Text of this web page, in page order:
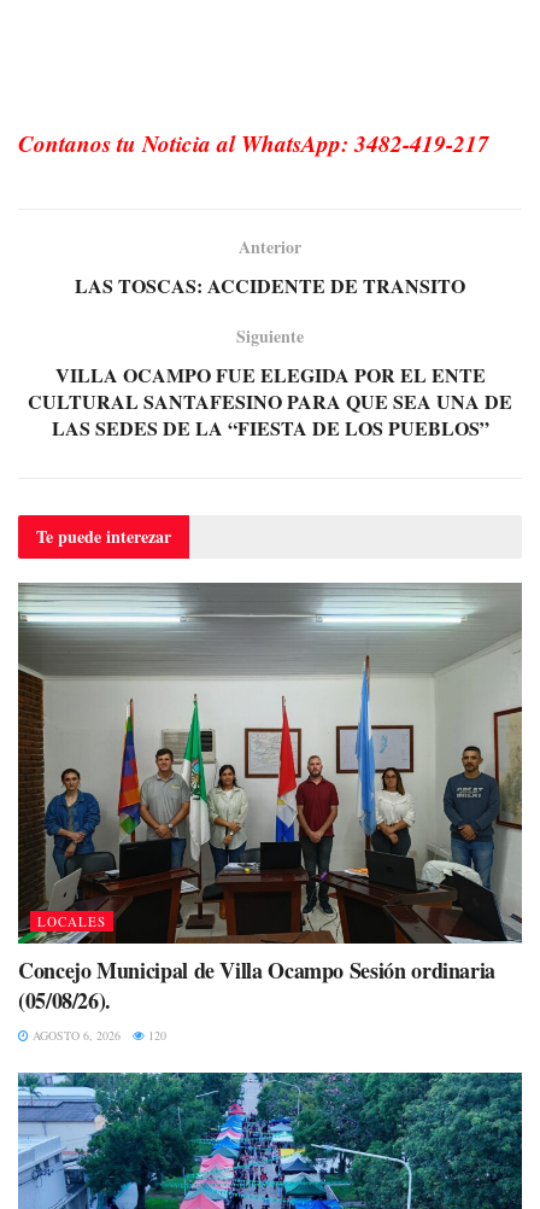
Contanos tu Noticia al WhatsApp: 3482-419-217
Anterior
LAS TOSCAS: ACCIDENTE DE TRANSITO
Siguiente
VILLA OCAMPO FUE ELEGIDA POR EL ENTE
CULTURAL SANTAFESINO PARA QUE SEA UNA DE
LAS SEDES DE LA “FIESTA DE LOS PUEBLOS”
Te puedeinterezar
LOCALES
Concejo Municipal de Villa Ocampo Sesión ordinaria
(05/08/26).
AGOSTO 6, 2026 120